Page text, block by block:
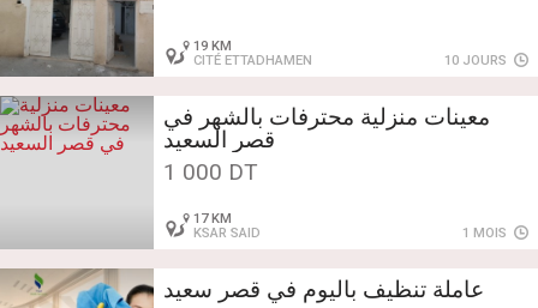
19 KM
CITÉ ETTADHAMEN
10 JOURS
معينات منزلية محترفات بالشهر في
قصر السعيد
1 000 DT
17 KM
KSAR SAID
1 MOIS
عاملة تنظيف باليوم في قصر سعيد